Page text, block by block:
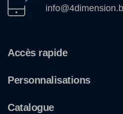
Accès rapide
Personnalisations
Catalogue